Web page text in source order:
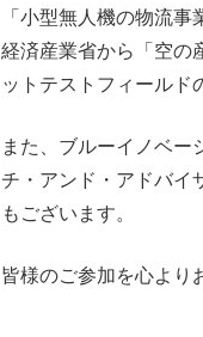
「小型無人機の物流
経済産業省から「空の
ットテストフィールド
また、ブルーイノベ
チ・アンド・アドバイ
もございます。
皆様のご参加を心より